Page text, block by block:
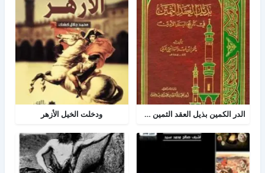
الدر الكمين بذيل العقد الثمين في تاريخ البلد الأمين ودخلت الخيل الأزهر